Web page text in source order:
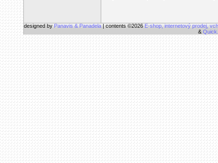
designed by Panavis & Panadela | contents ©2026 E-shop, internetový prodej,
&